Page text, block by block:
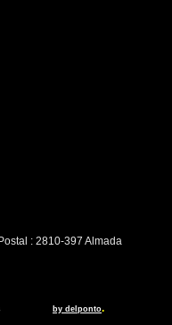
: 2810-397 Almada
by delponto.